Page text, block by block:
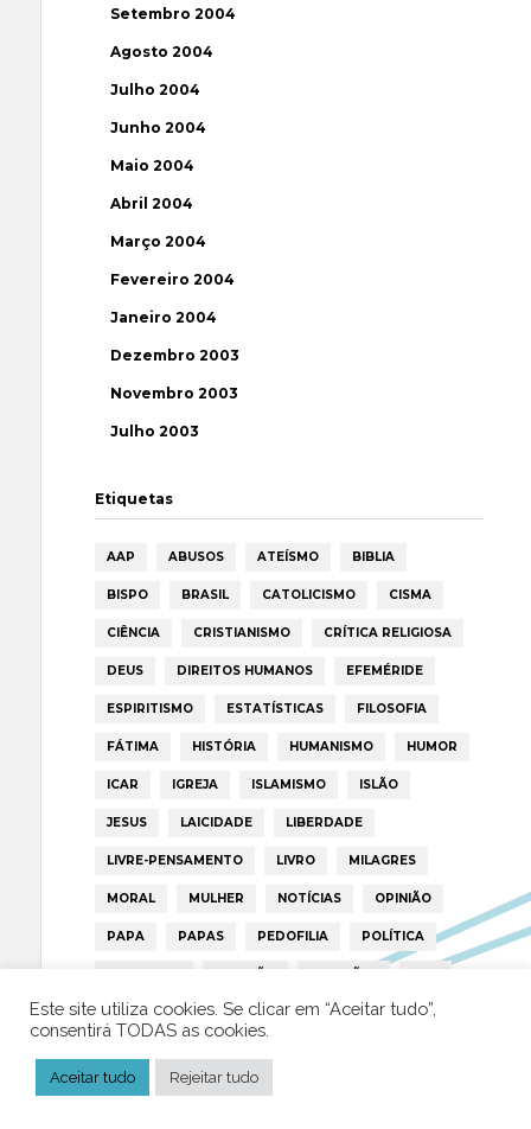
Setembro 2004
Agosto 2004
Julho 2004
Junho 2004
Maio 2004
Abril 2004
Março 2004
Fevereiro 2004
Janeiro 2004
Dezembro 2003
Novembro 2003
Julho 2003
Etiquetas
AAP ABUSOS ATEÍSMO BIBLIA
BISPO BRASIL CATOLICISMO CISMA
CIÊNCIA CRISTIANISMO CRÍTICA RELIGIOSA
DEUS DIREITOS HUMANOS EFEMÉRIDE
ESPIRITISMO ESTATÍSTICAS FILOSOFIA
FÁTIMA HISTÓRIA HUMANISMO HUMOR
ICAR IGREJA ISLAMISMO ISLÃO
JESUS LAICIDADE LIBERDADE
LIVRE-PENSAMENTO LIVRO MILAGRES
MORAL MULHER NOTÍCIAS OPINIÃO
PAPA PAPAS PEDOFILIA POLÍTICA
PORTUGAL RELIGIÃO RELIGIÕES RTP
TRUMP VATICANO
Este site utiliza cookies. Se clicar em “Aceitar tudo”,
consentirá TODAS as cookies.
Aceitar tudo Rejeitar tudo